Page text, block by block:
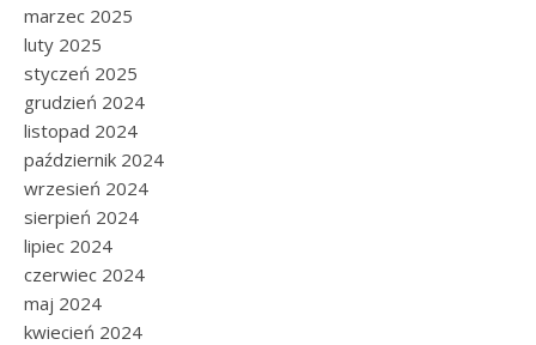
marzec 2025
luty 2025
styczeń 2025
grudzień 2024
listopad 2024
październik 2024
wrzesień 2024
sierpień 2024
lipiec 2024
czerwiec 2024
maj 2024
kwiecień 2024